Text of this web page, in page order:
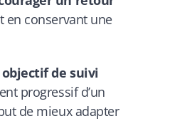
en conservant une
objectif de suivi
progressif d’un
de mieux adapter